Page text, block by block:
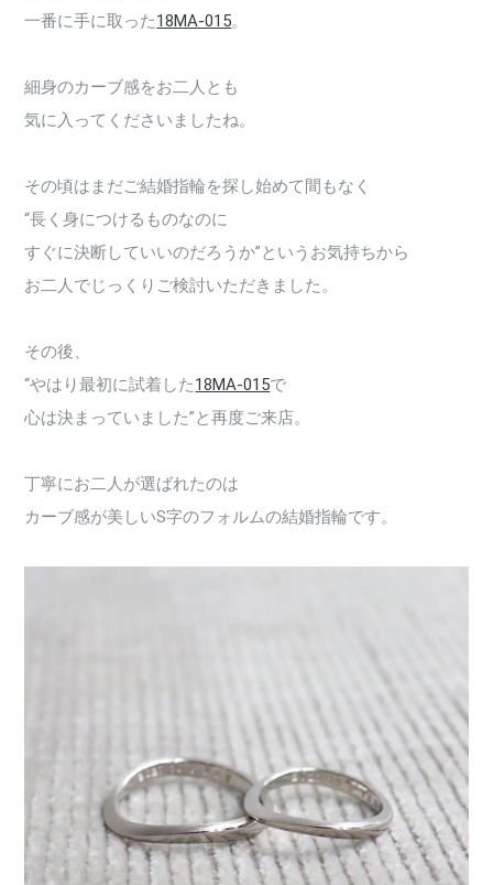
一番に手に取った18MA-015。
細身のカーブ感をお二人とも
気に入ってくださいましたね。
その頃はまだご結婚指輪を探し始めて間もなく
“長く身につけるものなのに
すぐに決断していいのだろうか”というお気持ちから
お二人でじっくりご検討いただきました。
その後、
“やはり最初に試着した18MA-015で
心は決まっていました”と再度ご来店。
丁寧にお二人が選ばれたのは
カーブ感が美しいS字のフォルムの結婚指輪です。